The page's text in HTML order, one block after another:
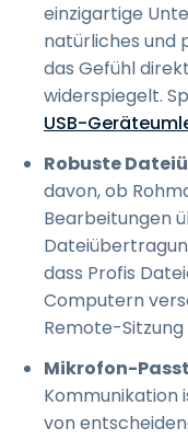
einzigartige
natürliches und
das Gefühl
widerspiegelt.
USB-
Robuste
davon, ob
Bearbeitungen
dass Profis
Computern
Remote-
Mikrofon-
Kommunikation
von